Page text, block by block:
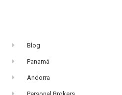
Blog
Panamá
Andorra